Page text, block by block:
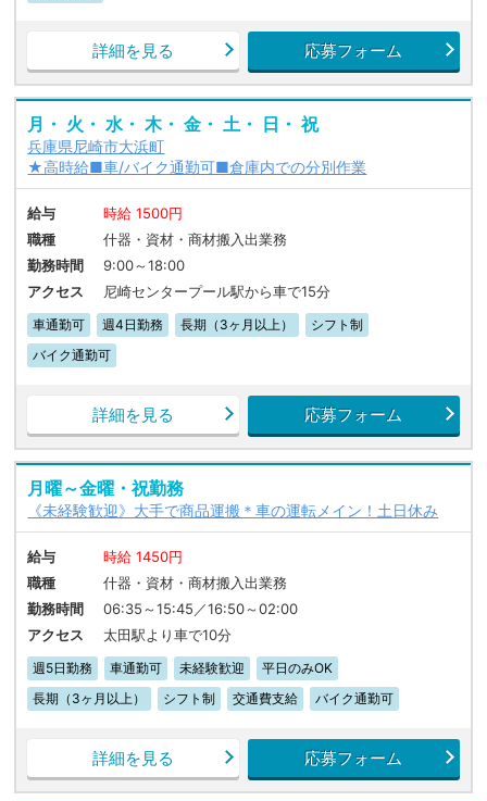
詳細を見る 応募フォーム
月・ 火・ 水・ 木・ 金・ 土・ 日・ 祝
兵庫県尼崎市大浜町
★高時給■車/バイク通勤可■倉庫内での分別作業
給与
時給 1500円
職種
什器・資材・商材搬入出業務
勤務時間
9:00～18:00
アクセス
尼崎センタープール駅から車で15分
車通勤可 週4日勤務 長期（3ヶ月以上）
シフト制
バイク通勤可
詳細を見る 応募フォーム
月曜～金曜・祝勤務
《未経験歓迎》大手で商品運搬＊車の運転メイン！土日休み
給与
時給 1450円
職種
什器・資材・商材搬入出業務
勤務時間
06:35～15:45／16:50～02:00
アクセス
太田駅より車で10分
週5日勤務 車通勤可 未経験歓迎
平日のみOK
長期（3ヶ月以上）
シフト制 交通費支給 バイク通勤可
詳細を見る 応募フォーム